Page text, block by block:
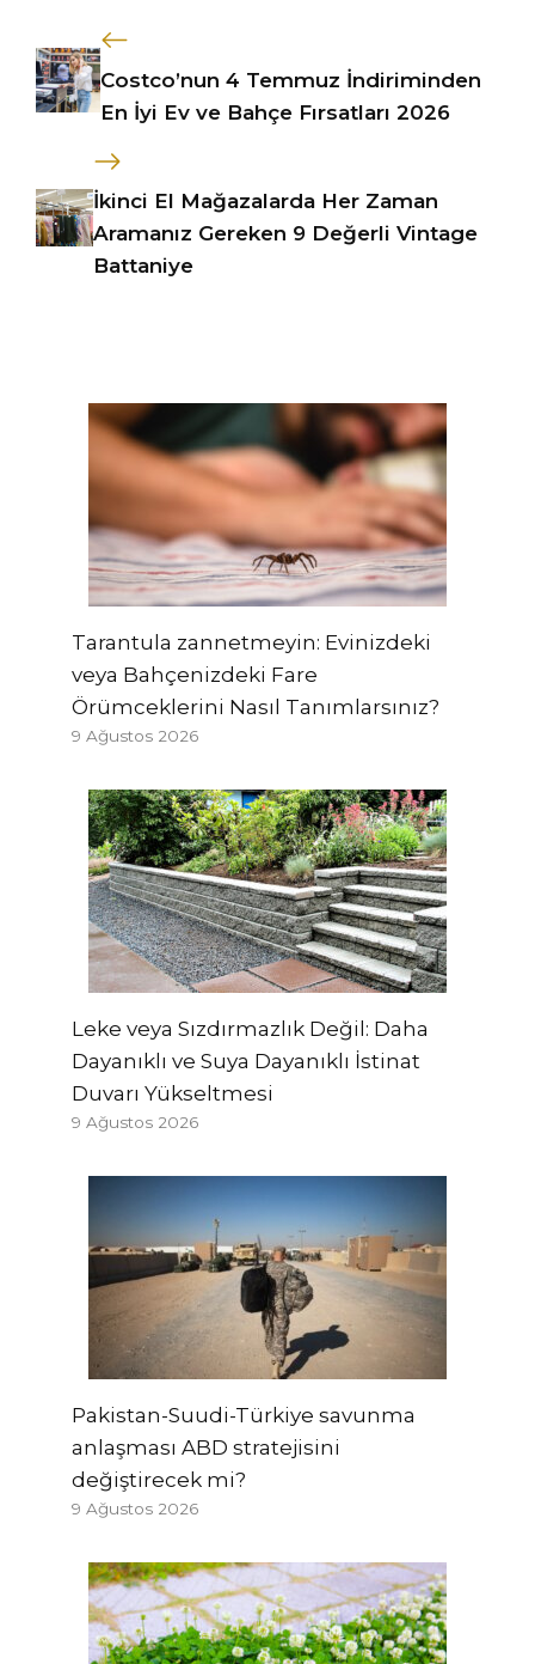
Costco’nun 4 Temmuz İndiriminden
En İyi Ev ve Bahçe Fırsatları 2026
İkinci El Mağazalarda Her Zaman
Aramanız Gereken 9 Değerli Vintage
Battaniye
Tarantula zannetmeyin: Evinizdeki
veya Bahçenizdeki Fare
Örümceklerini Nasıl Tanımlarsınız?
9 Ağustos 2026
Leke veya Sızdırmazlık Değil: Daha
Dayanıklı ve Suya Dayanıklı İstinat
Duvarı Yükseltmesi
9 Ağustos 2026
Pakistan-Suudi-Türkiye savunma
anlaşması ABD stratejisini
değiştirecek mi?
9 Ağustos 2026